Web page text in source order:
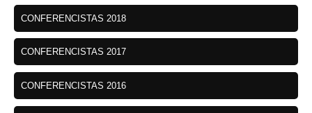
CONFERENCISTAS 2018
CONFERENCISTAS 2017
CONFERENCISTAS 2016